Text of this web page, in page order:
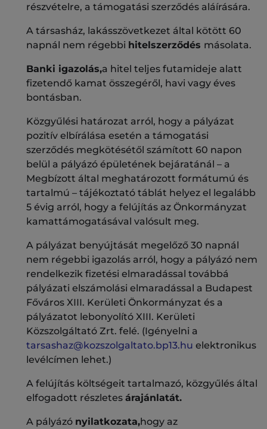
részvételre, a támogatási szerződés aláírására.
A társasház, lakásszövetkezet által kötött 60
napnál nem régebbi hitelszerződés másolata.
Banki igazolás,a hitel teljes futamideje alatt
fizetendő kamat összegéről, havi vagy éves
bontásban.
Közgyűlési határozat arról, hogy a pályázat
pozitív elbírálása esetén a támogatási
szerződés megkötésétől számított 60 napon
belül a pályázó épületének bejáratánál – a
Megbízott által meghatározott formátumú és
tartalmú – tájékoztató táblát helyez el legalább
5 évig arról, hogy a felújítás az Önkormányzat
kamattámogatásával valósult meg.
A pályázat benyújtását megelőző 30 napnál
nem régebbi igazolás arról, hogy a pályázó nem
rendelkezik fizetési elmaradással továbbá
pályázati elszámolási elmaradással a Budapest
Főváros XIII. Kerületi Önkormányzat és a
pályázatot lebonyolító XIII. Kerületi
Közszolgáltató Zrt. felé. (Igényelni a
tarsashaz@kozszolgaltato.bp13.hu elektronikus
levélcímen lehet.)
A felújítás költségeit tartalmazó, közgyűlés által
elfogadott részletes árajánlatát.
A pályázó nyilatkozata,hogy az